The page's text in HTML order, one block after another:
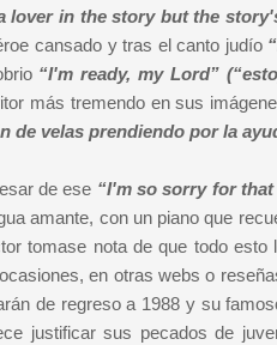
lover in the story but the
cansado y tras el canto judío
“I'm ready, my Lord”
más tremendo en sus
de velas prendiendo por la
de ese “I'm so sorry for
amante, con un piano que
tomase nota de que todo
en otras webs o
de regreso a 1988 y su
justificar sus pecados de